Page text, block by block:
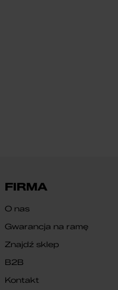
FIRMA
O nas
Gwarancja na ramę
Znajdź sklep
B2B
Kontakt